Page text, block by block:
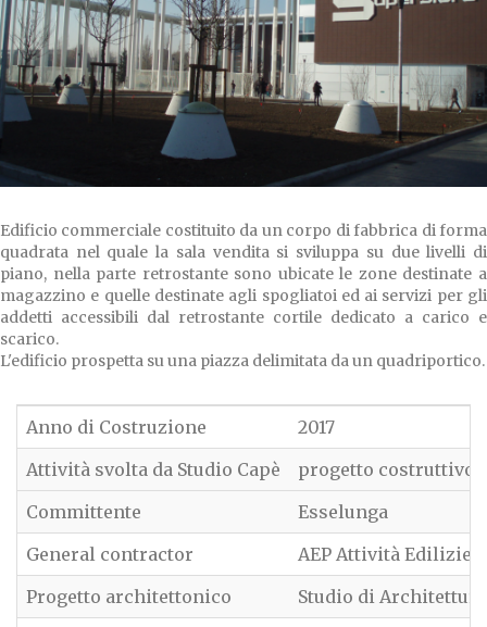
Edificio commerciale costituito da un corpo di fabbrica di forma
quadrata nel quale la sala vendita si sviluppa su due livelli di
piano, nella parte retrostante sono ubicate le zone destinate a
magazzino e quelle destinate agli spogliatoi ed ai servizi per gli
addetti accessibili dal retrostante cortile dedicato a carico e
scarico.
L'edificio prospetta su una piazza delimitata da un quadriportico.
Anno di Costruzione
2017
Attività svolta da Studio Capè
progetto costruttivo
Committente
Esselunga
General contractor
AEP Attività Edilizie
Progetto architettonico
Studio di